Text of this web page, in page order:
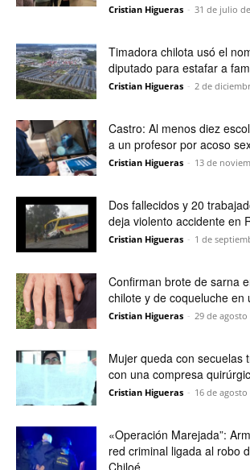
Cristian Higueras - 31 de julio
Timadora chilota usó el
diputado para estafar a
Cristian Higueras - 2 de
Castro: Al menos diez
a un profesor por acoso
Cristian Higueras - 13 de
Dos fallecidos y 20
deja violento accidente en
Cristian Higueras - 1 de
Confirman brote de sarna
chilote y de coqueluche en
Cristian Higueras - 29 de agosto
Mujer queda con secuelas
con una compresa
Cristian Higueras - 16 de agosto
«Operación Marejada”:
red criminal ligada al robo
Chiloé...